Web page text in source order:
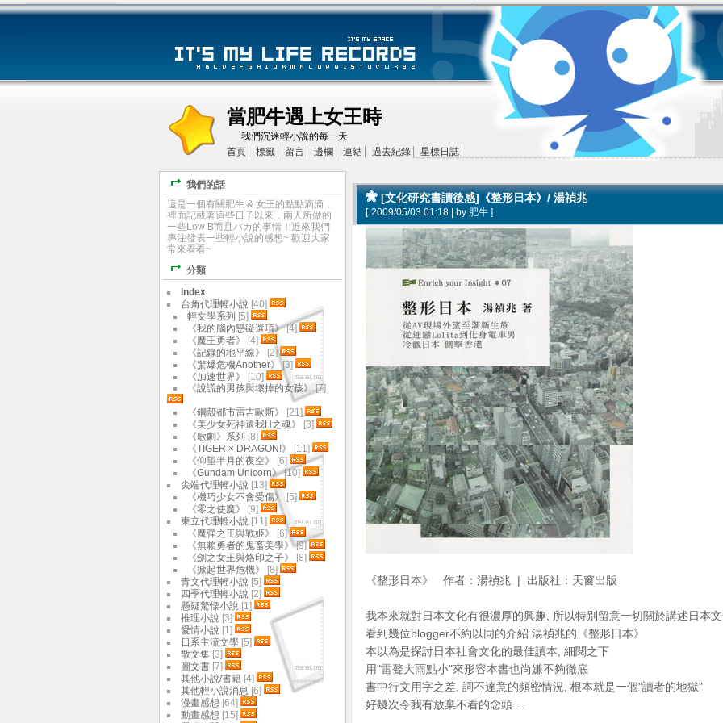
當肥牛遇上女王時
我們沉迷輕小說的每一天
首頁
標籤 留言 邊欄 連結 過去紀錄 星標日誌
[文化研究書讀後感]《整形日本》/ 湯禎兆
[ 2009/05/03 01:18 | by 肥牛 ]
《整形日本》 作者：湯禎兆 | 出版社：天窗出版
我本來就對日本文化有很濃厚的興趣, 所以特別留意一切關於講述日本
看到幾位blogger不約以同的介紹 湯禎兆的《整形日本》
本以為是探討日本社會文化的最佳讀本, 細閱之下
用"雷聱大雨點小"來形容本書也尚嫌不夠徹底
書中行文用字之差, 詞不達意的頻密情況, 根本就是一個"讀者的地獄"
好幾次令我有放棄不看的念頭....
我們的話
這是一個有關肥牛 & 女王的點點滴滴，
裡面記載著這些日子以來，兩人所做的
一些Low B而且バカ的事情！近來我們
專注發表一些輕小說的感想~ 歡迎大家
常來看看~
分類
Index
台角代理輕小說 [40]
輕文學系列 [5]
《我的腦內戀礙選項》[4]
《魔王勇者》
[4]
《記錄的地平線》
[2]
《驚爆危機Another》[3]
《加速世界》
[10]
《說謊的男孩與壞掉的女孩》[7]
《鋼殼都市雷吉歐斯》
[21]
《美少女死神還我H之魂》
[3]
《歌劇》系列 [8]
《TIGER × DRAGON!》
[11]
《仰望半月的夜空》
[6]
《Gundam Unicorn》[10]
尖端代理輕小說 [13]
《機巧少女不會受傷》
[5]
《零之使魔》
[9]
東立代理輕小說 [11]
《魔彈之王與戰姬》
[6]
《無賴勇者的鬼畜美學》[9]
《劍之女王與烙印之子》
[8]
《掀起世界危機》
[8]
青文代理輕小說 [5]
四季代理輕小說 [2]
懸疑驚慄小說 [1]
推理小說 [3]
愛情小說 [1]
日系主流文學 [5]
散文集 [3]
圖文書 [7]
其他小說/書籍 [4]
其他輕小說消息 [6]
漫畫感想 [64]
動畫感想 [15]